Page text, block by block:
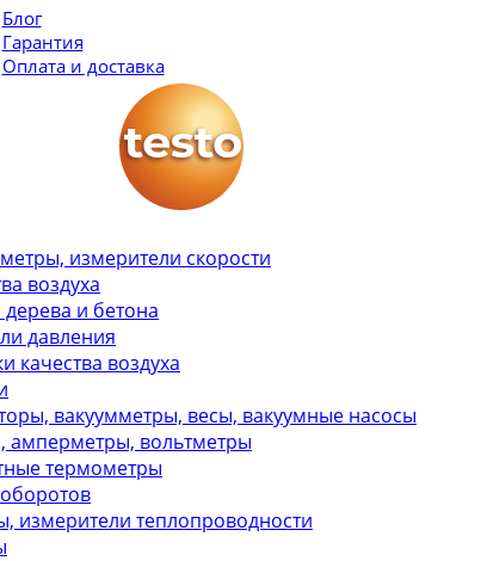
Блог
Гарантия
Оплата и доставка
измерители скорости
воздуха
и бетона
давления
качества воздуха
вакуумметры, весы, вакуумные насосы
амперметры, вольтметры
термометры
измерители теплопроводности